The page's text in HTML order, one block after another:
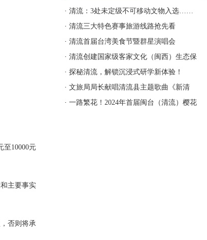
· 清流：3处未定级不可移动文物入选……
· 清流三大特色赛事旅游线路抢先看
· 清流首届台湾美食节暨群星演唱会
· 清流创建国家级客家文化（闽西）生态保
护区“官宣”
· 探秘清流，解锁沉浸式研学新体验！
· 文旅局局长献唱清流县主题歌曲《新清
流》！
· 一路繁花！2024年首届闽台（清流）樱花
至10000元
主要事实
否则将承